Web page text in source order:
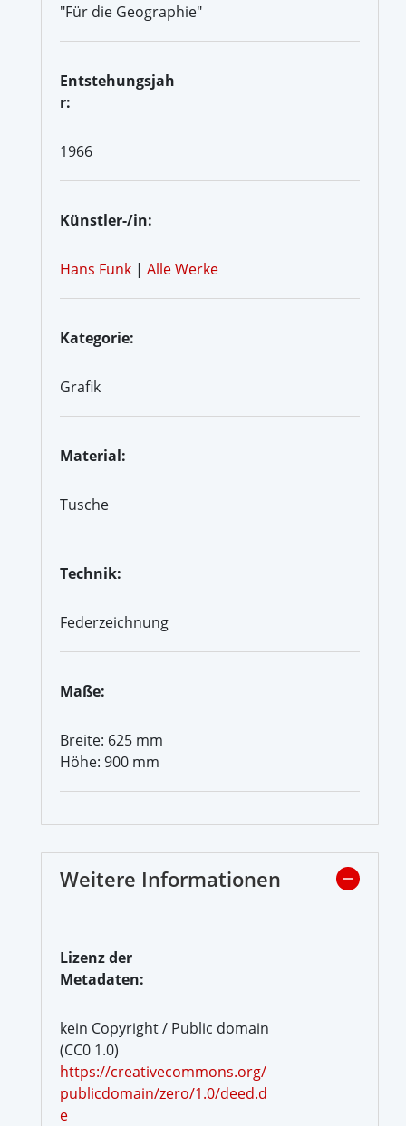
"Für die Geographie"
Entstehungsjah
r:
1966
Künstler-/in:
Hans Funk | Alle Werke
Kategorie:
Grafik
Material:
Tusche
Technik:
Federzeichnung
Maße:
Breite: 625 mm
Höhe: 900 mm
Weitere Informationen
Lizenz der
Metadaten:
kein Copyright / Public domain
(CC0 1.0)
https://creativecommons.org/
publicdomain/zero/1.0/deed.d
e